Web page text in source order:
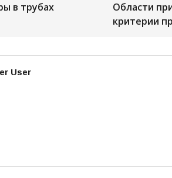
в трубах
Области
критерии
User